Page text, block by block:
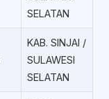
SELATAN
KAB. SINJAI /
SULAWESI
SELATAN